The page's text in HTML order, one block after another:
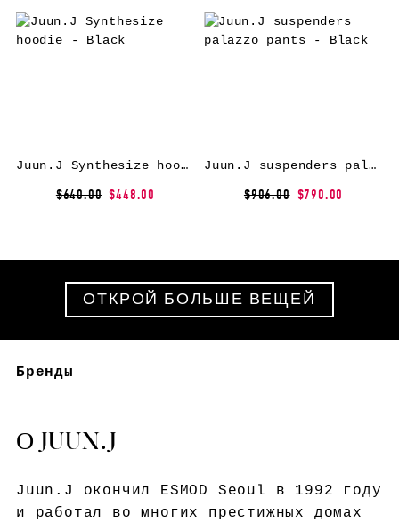
Juun.J Synthesize hoodie – Black
$640.00 $448.00
Juun.J suspenders palazzo pants – Black
$906.00 $790.00
ОТКРОЙ БОЛЬШЕ ВЕЩЕЙ
Бренды
О JUUN.J
Juun.J окончил ESMOD Seoul в 1992 году
и работал во многих престижных домах